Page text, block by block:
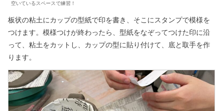
空いているスペースで練習！
板状の粘土にカップの型紙で印を書き、そこにスタンプで模様を
つけます。 模様つけが終わったら、型紙をなぞってつけた印に沿
って、粘土をカットし、カップの型に貼り付けて、底と取手を作
ります。